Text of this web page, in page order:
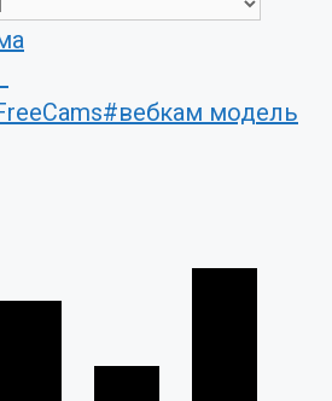
модель